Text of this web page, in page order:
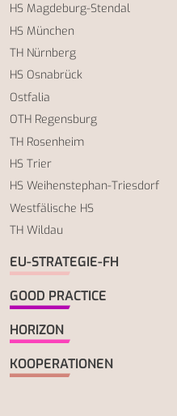
HS Magdeburg-Stendal
HS München
TH Nürnberg
HS Osnabrück
Ostfalia
OTH Regensburg
TH Rosenheim
HS Trier
HS Weihenstephan-Triesdorf
Westfälische HS
TH Wildau
EU-STRATEGIE-FH
GOOD PRACTICE
HORIZON
KOOPERATIONEN